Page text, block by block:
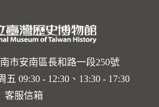
市安南區長和路一段250號
09:30 - 12:30、13:30 - 17:30
客服信箱